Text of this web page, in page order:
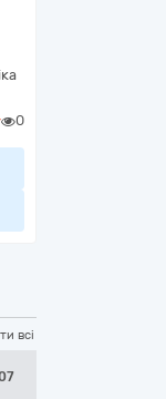
0
всі